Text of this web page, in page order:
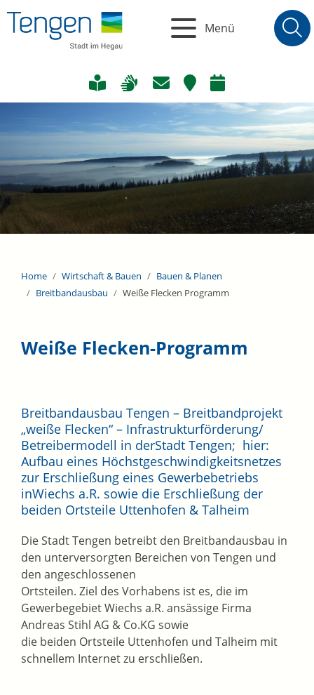
Menü
Home Wirtschaft & Bauen
Bauen & Planen
Breitbandausbau
Weiße Flecken Programm
Weiße Flecken-Programm
Breitbandausbau Tengen – Breitbandprojekt
„weiße Flecken“ – Infrastrukturförderung/
Betreibermodell in derStadt Tengen; hier:
Aufbau eines Höchstgeschwindigkeitsnetzes
zur Erschließung eines Gewerbebetriebs
inWiechs a.R. sowie die Erschließung der
beiden Ortsteile Uttenhofen & Talheim
Die Stadt Tengen betreibt den Breitbandausbau in
den unterversorgten Bereichen von Tengen und
den angeschlossenen
Ortsteilen. Ziel des Vorhabens ist es, die im
Gewerbegebiet Wiechs a.R. ansässige Firma
Andreas Stihl AG & Co.KG sowie
die beiden Ortsteile Uttenhofen und Talheim mit
schnellem Internet zu erschließen.